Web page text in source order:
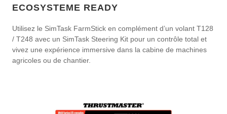
ECOSYSTEME READY
Utilisez le SimTask FarmStick en complément d’un volant T128
/ T248 avec un SimTask Steering Kit pour un contrôle total et
vivez une expérience immersive dans la cabine de machines
agricoles ou de chantier.